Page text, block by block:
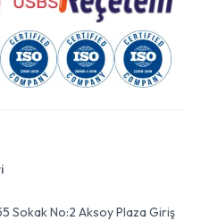
Sokak No:2 Aksoy Plaza Giriş